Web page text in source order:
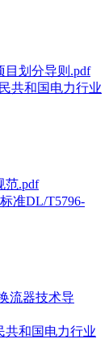
目划分导则.pdf
共和国电力行业
范.pdf
准DL/T5796-
流器技术导
共和国电力行业